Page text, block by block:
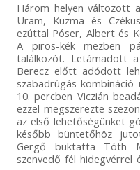
Három helyen változott
Uram, Kuzma és
ezúttal Póser, Albert és
A piros-kék mezben
találkozót. Letámadott
Berecz előtt adódott
szabadrúgás
10. percben Viczián
ezzel megszerezte
az első lehetőségünket
később büntetőhöz
Gergő buktatta Tóth
szenvedő fél hidegvérrel